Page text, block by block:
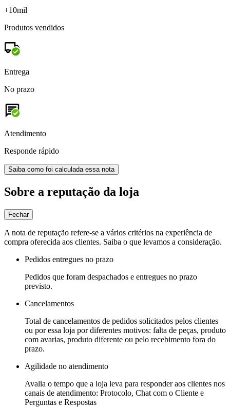
+10mil
Produtos vendidos
Entrega
No prazo
Atendimento
Responde rápido
Saiba como foi calculada essa nota
Sobre a reputação da loja
Fechar
A nota de reputação refere-se a vários critérios na experiência de
compra oferecida aos clientes. Saiba o que levamos a consideração.
Pedidos entregues no prazo
Pedidos que foram despachados e entregues no prazo
previsto.
Cancelamentos
Total de cancelamentos de pedidos solicitados pelos clientes
ou por essa loja por diferentes motivos: falta de peças, produto
com avarias, produto diferente ou pelo recebimento fora do
prazo.
Agilidade no atendimento
Avalia o tempo que a loja leva para responder aos clientes nos
canais de atendimento: Protocolo, Chat com o Cliente e
Perguntas e Respostas